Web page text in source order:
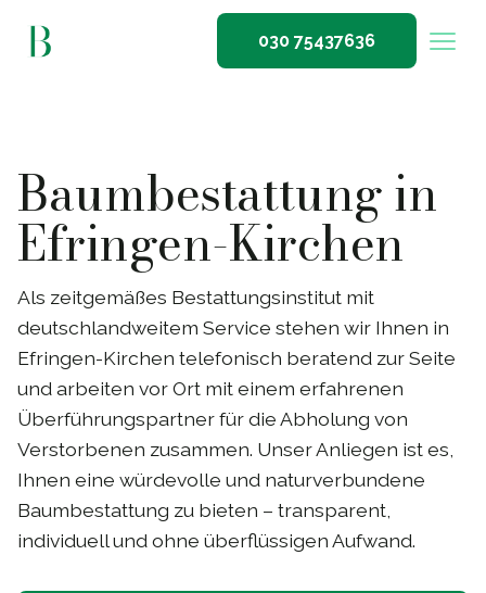
030 75437636
Baumbestattung in
Efringen-Kirchen
Als zeitgemäßes Bestattungsinstitut mit
deutschlandweitem Service stehen wir Ihnen in
Efringen-Kirchen telefonisch beratend zur Seite
und arbeiten vor Ort mit einem erfahrenen
Überführungspartner für die Abholung von
Verstorbenen zusammen. Unser Anliegen ist es,
Ihnen eine würdevolle und naturverbundene
Baumbestattung zu bieten – transparent,
individuell und ohne überflüssigen Aufwand.